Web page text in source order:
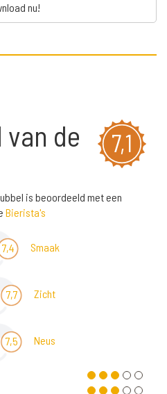
nu!
7,1
van de
is beoordeeld met een
Bierista's
7,4 Smaak
7,7 Zicht
7,5 Neus